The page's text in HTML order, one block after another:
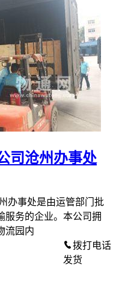
司沧州办事处
办事处是由运管部门批
服务的企业。本公司拥
流园内
拨打电话
发货